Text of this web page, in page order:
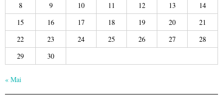
8
9 10 11 12 13
14
15
16 17 18 19 20
21
22
23 24 25 26 27
28
29
30
« Mai